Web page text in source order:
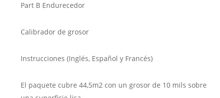
Part B Endurecedor
Calibrador de grosor
Instrucciones (Inglés, Español y Francés)
El paquete cubre 44,5m2con un grosor de 10 mils sobre